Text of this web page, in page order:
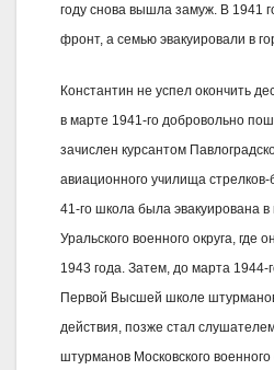
году снова вышла замуж. В 1941
фронт, а семью эвакуировали в
Константин не успел окончить
в марте 1941-го добровольно
зачислен курсантом
авиационного училища
41-го школа была эвакуирована в
Уральского военного округа, где
1943 года. Затем, до марта 1944-
Первой Высшей школе
действия, позже стал
штурманов Московского военного